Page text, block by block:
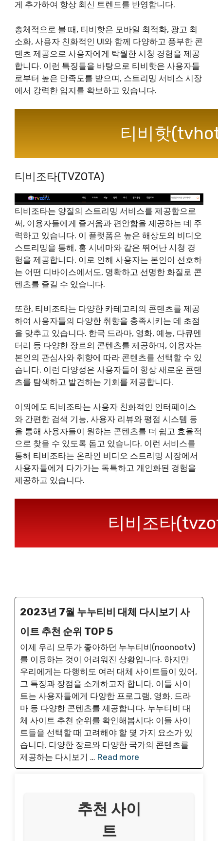
게 추가하여 항상 최신 트렌드를 반영합니다.
총체적으로 볼 때, 티비핫은 모바일 최적화, 광고 최
소화, 사용자 친화적인 UI와 함께 다양하고 풍부한 콘
텐츠 제공으로 사용자에게 탁월한 시청 경험을 제공
합니다. 이런 특징들을 바탕으로 티비핫은 사용자들
로부터 높은 만족도를 받으며, 스트리밍 서비스 시장
에서 강력한 입지를 확보하고 있습니다.
티비핫
티비조타(TVZOTA)
티비조타는 양질의 스트리밍 서비스를 제공함으로
써, 이용자들에게 즐거움과 편안함을 제공하는 데 주
력하고 있습니다. 이 플랫폼은 높은 해상도의 비디오
스트리밍을 통해, 홈 시네마와 같은 뛰어난 시청 경
험을 제공합니다. 이로 인해 사용자는 본인이 선호하
는 어떤 디바이스에서도, 명확하고 선명한 화질로 콘
텐츠를 즐길 수 있습니다.
또한, 티비조타는 다양한 카테고리의 콘텐츠를 제공
하여 사용자들의 다양한 취향을 충족시키는 데 초점
을 맞추고 있습니다. 한국 드라마, 영화, 예능, 다큐멘
터리 등 다양한 장르의 콘텐츠를 제공하며, 이용자는
본인의 관심사와 취향에 따라 콘텐츠를 선택할 수 있
습니다. 이런 다양성은 사용자들이 항상 새로운 콘텐
츠를 탐색하고 발견하는 기회를 제공합니다.
이외에도 티비조타는 사용자 친화적인 인터페이스
와 간편한 검색 기능, 사용자 리뷰와 평점 시스템 등
을 통해 사용자들이 원하는 콘텐츠를 더 쉽고 효율적
으로 찾을 수 있도록 돕고 있습니다. 이런 서비스를
통해 티비조타는 온라인 비디오 스트리밍 시장에서
사용자들에게 다가가는 독특하고 개인화된 경험을
제공하고 있습니다.
티비조타
2023년 7월 누누티비 대체 다시보기 사
이트 추천 순위 TOP 5
이제 우리 모두가 좋아하던 누누티비(noonootv)
를 이용하는 것이 어려워진 상황입니다. 하지만
우리에게는 다행히도 여러 대체 사이트들이 있어,
그 특징과 장점을 소개하고자 합니다. 이들 사이
트는 사용자들에게 다양한 프로그램, 영화, 드라
마 등 다양한 콘텐츠를 제공합니다. 누누티비 대
체 사이트 추천 순위를 확인해봅시다: 이들 사이
트들을 선택할 때 고려해야 할 몇 가지 요소가 있
습니다. 다양한 장르와 다양한 국가의 콘텐츠를
제공하는 다시보기 … Read more
추천 사이
트